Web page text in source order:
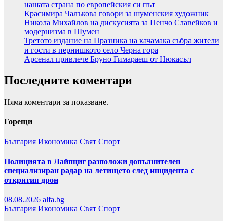
нашата страна по европейския си път
Красимира Чалъкова говори за шуменския художник
Никола Михайлов на дискусията за Пенчо Славейков и
модернизма в Шумен
Третото издание на Празника на качамака събра жители
и гости в пернишкото село Черна гора
Арсенал привлече Бруно Гимараеш от Нюкасъл
Последните коментари
Няма коментари за показване.
Горещи
България Икономика Свят Спорт
Полицията в Лайпциг разположи допълнителен
специализиран радар на летището след инцидента с
открития дрон
08.08.2026 alfa.bg
България Икономика Свят Спорт